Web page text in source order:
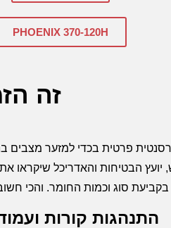
PHOENIX 370-120H
זה
פרטית בכדי למזער מצבים
הבטיחות והאדריכל שיקראו את
סוג וכמות החומר. והכי
התנהגות קורות